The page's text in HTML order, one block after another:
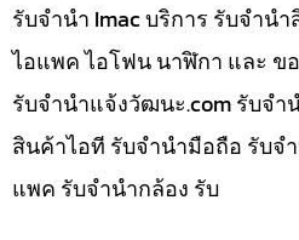
รับจำนำ Imac บริการ รับจำน
ไอแพค ไอโฟน นาฬิกา และ ข
รับจํานําแจ้งวัฒนะ.com รับจำ
สินค้าไอที รับจำนำมือถือ รับจ
แพค รับจำนำกล้อง รับ